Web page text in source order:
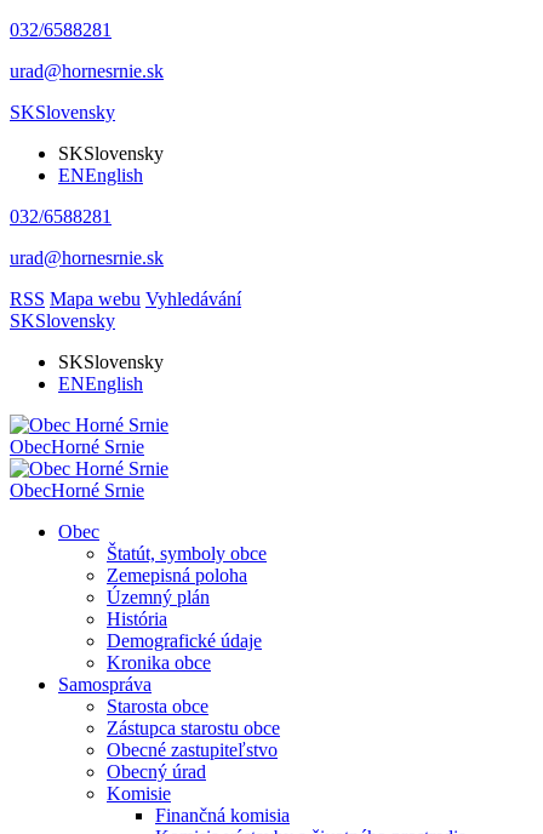
032/6588281
urad@hornesrnie.sk
SKSlovensky
SKSlovensky
ENEnglish
032/6588281
urad@hornesrnie.sk
RSS Mapa webu Vyhledávání
SKSlovensky
SKSlovensky
ENEnglish
ObecHorné Srnie
ObecHorné Srnie
Obec
Štatút, symboly obce
Zemepisná poloha
Územný plán
História
Demografické údaje
Kronika obce
Samospráva
Starosta obce
Zástupca starostu obce
Obecné zastupiteľstvo
Obecný úrad
Komisie
Finančná komisia